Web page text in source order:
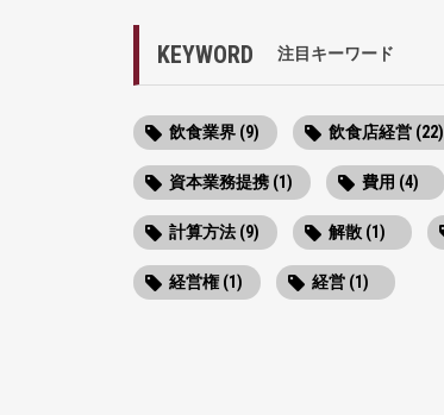
KEYWORD 注目キーワード
飲食業界 (9) 飲食店経営 (22)
資本業務提携 (1) 費用 (4)
計算方法 (9) 解散 (1)
経営権 (1) 経営 (1)